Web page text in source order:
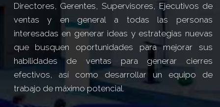
Directores, Gerentes, Supervisores, Ejecutivos de
ventas y en general a todas las personas
interesadas en generar ideas y estrategias nuevas
que busquen oportunidades para mejorar sus
habilidades de ventas para generar cierres
efectivos, así como desarrollar un equipo de
trabajo de máximo potencial.